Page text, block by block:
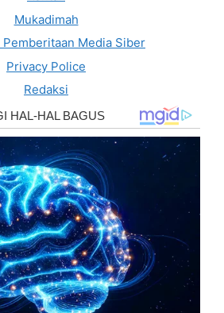
Mukadimah
Pemberitaan Media Siber
Privacy Police
Redaksi